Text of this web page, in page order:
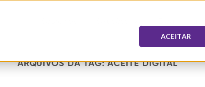
ACEITAR
ARQUIVOS DA TAG:ACEITE DIGITAL